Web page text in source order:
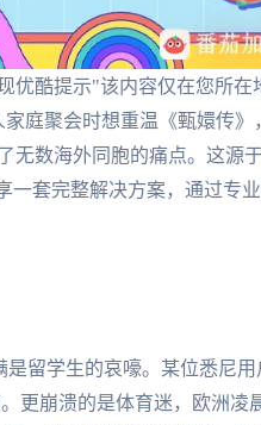
优酷提示"该内容仅在您所在
庭聚会时想重温《甄嬛传》
数海外同胞的痛点。这源
套完整解决方案，通过专
是留学生的哀嚎。某位悉尼
更崩溃的是体育迷，欧洲凌